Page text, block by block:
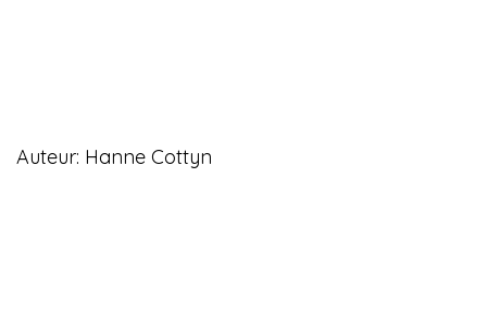
Auteur: Hanne Cottyn